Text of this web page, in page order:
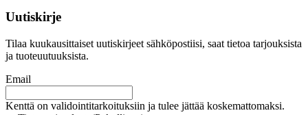
Uutiskirje
Tilaa kuukausittaiset uutiskirjeet sähköpostiisi, saat tietoa tarjouksista
ja tuoteuutuuksista.
Email
Kenttä on validointitarkoituksiin ja tulee jättää koskemattomaksi.